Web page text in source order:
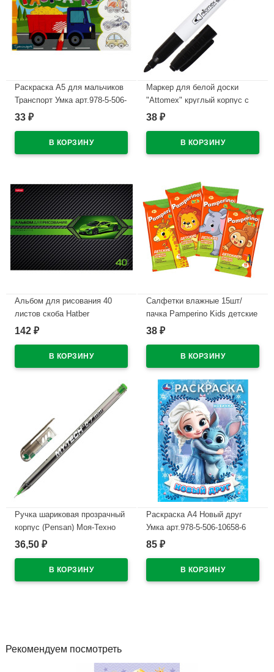
Раскраска А5 для мальчиков
Транспорт Умка арт.978-5-506-
08134-0
33 ₽
Маркер для белой доски
"Attomex" круглый корпус с
клипом, пулевидный
мм, черный
38 ₽
Альбом для рисования 40
листов скоба Hatber
АвтоКарбон (AutoCarbon)
арт.40А4вмВ
142 ₽
Салфетки влажные 15шт/
пачка Pamperino Kids детские
с ромашкой и витамином Е
38 ₽
Ручка шариковая прозрачный
корпус (Pensan) Моя-Техно
(MY-TECH) зеленый, 0,7мм,
36,50 ₽
Раскраска А4 Новый друг
Умка арт.978-5-506-10658-6
В наличии
85 ₽
Рекомендуем посмотреть